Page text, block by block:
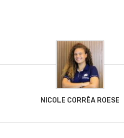
NICOLE CORRÊA ROESE